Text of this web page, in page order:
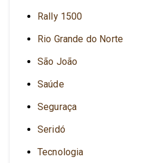
Rally 1500
Rio Grande do Norte
São João
Saúde
Seguraça
Seridó
Tecnologia